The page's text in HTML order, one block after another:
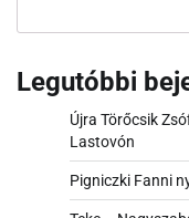
Legutóbbi
Újra Törőcsik
Lastovón
Pigniczki Fanni